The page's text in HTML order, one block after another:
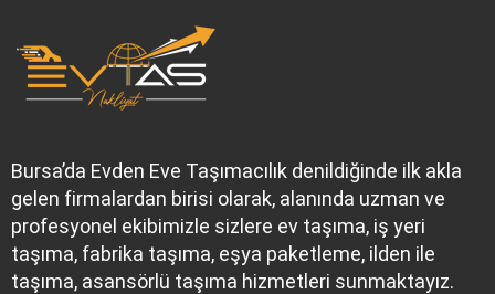
Bursa’da Evden Eve Taşımacılık denildiğinde ilk akla
gelen firmalardan birisi olarak, alanında uzman ve
profesyonel ekibimizle sizlere ev taşıma, iş yeri
taşıma, fabrika taşıma, eşya paketleme, ilden ile
taşıma, asansörlü taşıma hizmetleri sunmaktayız.